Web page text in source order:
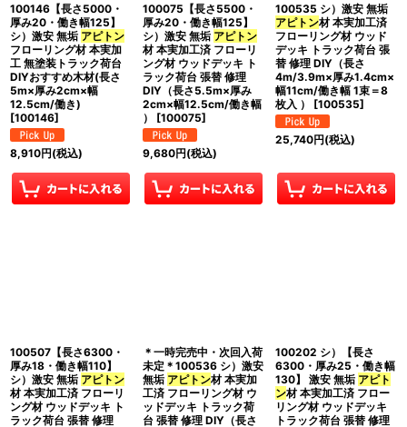
100146【長さ5000・
厚み20・働き幅125】
シ）激安 無垢 アピトン
フローリング材 本実加
工 無塗装トラック荷台
DIYおすすめ木材(長さ
5m×厚み2cm×幅
12.5cm/働き)
[100146]
8,910円(税込)
100075【長さ5500・
厚み20・働き幅125】
シ）激安 無垢 アピトン
材 本実加工済 フローリ
ング材 ウッドデッキ ト
ラック荷台 張替 修理
DIY（長さ5.5m×厚み
2cm×幅12.5cm/働き幅
）
[100075]
9,680円(税込)
100535 シ）激安 無垢
アピトン材 本実加工済
フローリング材 ウッド
デッキ トラック荷台 張
替 修理 DIY（長さ
4m/3.9m×厚み1.4cm×
幅11cm/働き幅 1束＝8
枚入 ）
[100535]
25,740円(税込)
100507【長さ6300・
厚み18・働き幅110】
シ）激安 無垢 アピトン
材 本実加工済 フローリ
ング材 ウッドデッキ ト
ラック荷台 張替 修理
＊一時完売中・次回入荷
未定＊100536 シ）激安
無垢 アピトン材 本実加
工済 フローリング材 ウ
ッドデッキ トラック荷
台 張替 修理 DIY（長さ
100202 シ）【長さ
6300・厚み25・働き幅
130】 激安 無垢 アピト
ン材 本実加工済 フロー
リング材 ウッドデッキ
トラック荷台 張替 修理